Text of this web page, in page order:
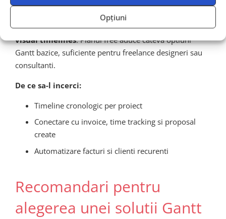
Opțiuni
este un tool axat pe profesionistii independenti,
care combina project management, contractare si
visual timelines. Planul free aduce cateva optiuni
Gantt bazice, suficiente pentru freelance designeri sau
consultanti.
De ce sa-l incerci:
Timeline cronologic per proiect
Conectare cu invoice, time tracking si proposal
create
Automatizare facturi si clienti recurenti
Recomandari pentru
alegerea unei solutii Gantt